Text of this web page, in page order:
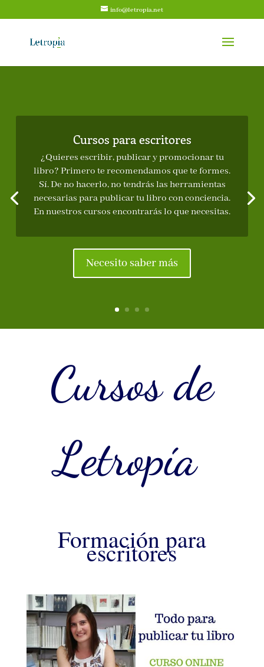
info@letropia.net
Cursos para escritores
¿Quieres escribir, publicar y promocionar tu
libro? Primero te recomendamos que te formes.
Sí. De no hacerlo, no tendrás las herramientas
necesarias para publicar tu libro con conciencia.
En nuestros cursos encontrarás lo que necesitas.
Necesito saber más
Cursos de
Letropía
Formación para
escritores